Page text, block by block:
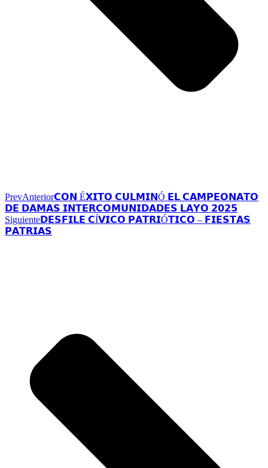
PrevAnterior𝗖𝗢𝗡 É𝗫𝗜𝗧𝗢 𝗖𝗨𝗟𝗠𝗜𝗡Ó 𝗘𝗟 𝗖𝗔𝗠𝗣𝗘𝗢𝗡𝗔𝗧𝗢
𝗗𝗘 𝗗𝗔𝗠𝗔𝗦 𝗜𝗡𝗧𝗘𝗥𝗖𝗢𝗠𝗨𝗡𝗜𝗗𝗔𝗗𝗘𝗦 𝗟𝗔𝗬𝗢 𝟮𝟬𝟮𝟱
Siguiente 𝗗𝗘𝗦𝗙𝗜𝗟𝗘 𝗖Í𝗩𝗜𝗖𝗢 𝗣𝗔𝗧𝗥𝗜Ó𝗧𝗜𝗖𝗢 – 𝗙𝗜𝗘𝗦𝗧𝗔𝗦
𝗣𝗔𝗧𝗥𝗜𝗔𝗦